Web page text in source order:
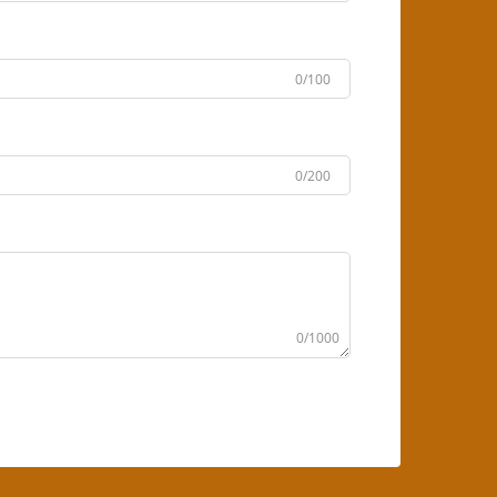
0/100
0/200
0/1000